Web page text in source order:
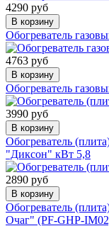
4290 руб
В корзину
Обогреватель
4763 руб
В корзину
Обогреватель
3990 руб
В корзину
Обогреватель
"Диксон" кВт 5,8
2890 руб
В корзину
Обогреватель
Очаг" (PF-GHP-